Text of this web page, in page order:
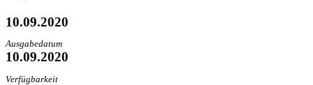
10.09.2020
Ausgabedatum
10.09.2020
Verfügbarkeit